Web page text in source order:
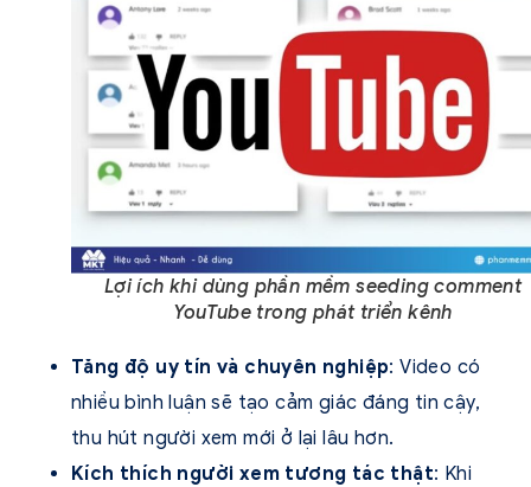
Lợi ích khi dùng phần mềm seeding comment
YouTube trong phát triển kênh
Tăng độ uy tín và chuyên nghiệp: Video có
nhiều bình luận sẽ tạo cảm giác đáng tin cậy,
thu hút người xem mới ở lại lâu hơn.
Kích thích người xem tương tác thật: Khi